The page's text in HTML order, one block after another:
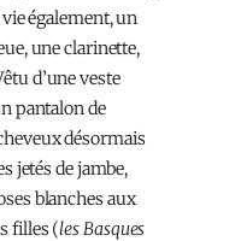
également, un
une clarinette,
d’une veste
pantalon de
désormais
jetés de jambe,
blanches aux
filles (les Basques